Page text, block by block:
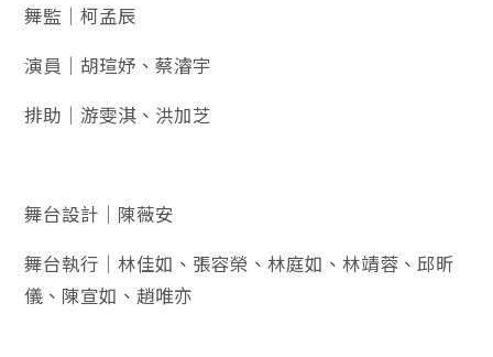
舞監｜柯孟辰
演員｜胡瑄妤、蔡濬宇
排助｜游雯淇、洪加芝
舞台設計｜陳薇安
舞台執行｜林佳如、張容榮、林庭如、林靖蓉、邱昕
儀、陳宣如、趙唯亦